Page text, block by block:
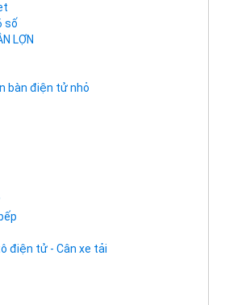
số
LỢN
bàn điện tử nhỏ
điện tử - Cân xe tải